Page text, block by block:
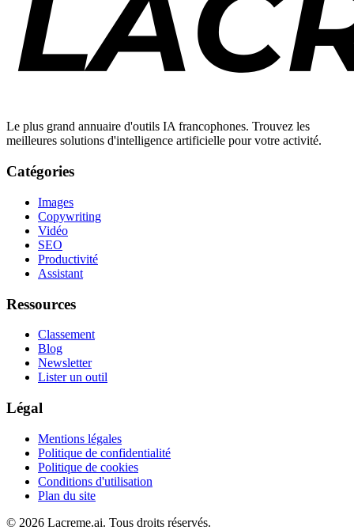
Le plus grand annuaire d'outils IA francophones. Trouvez les
meilleures solutions d'intelligence artificielle pour votre activité.
Catégories
Images
Copywriting
Vidéo
SEO
Productivité
Assistant
Ressources
Classement
Blog
Newsletter
Lister un outil
Légal
Mentions légales
Politique de confidentialité
Politique de cookies
Conditions d'utilisation
Plan du site
© 2026 Lacreme.ai. Tous droits réservés.